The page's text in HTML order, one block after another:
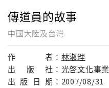
傳道員的故事
中國大陸及台灣
作 者： 林淑理
出
版 社： 光啓文化事業
出 版 日 期： 2007/08/31